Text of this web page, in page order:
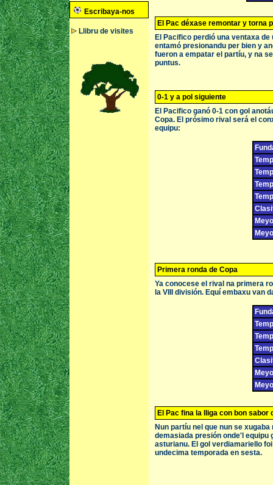
Escribaya-nos
Llibru de visites
El Pac déxase remontar y torna
El Pacifico perdió una ventaxa
entamó presionandu per bien y
fueron a empatar el partíu, y na
puntus.
0-1 y a pol siguiente
El Pacifico ganó 0-1 con gol
Copa. El prósimo rival será el
equipu:
Primera ronda de Copa
Ya conocese el rival na primera
la VIII división. Equí embaxu van
El Pac fina la lliga con bon sabor
Nun partíu nel que nun se
demasiada presión onde'l equipu
asturianu. El gol verdiamariello
undecima temporada en sesta.